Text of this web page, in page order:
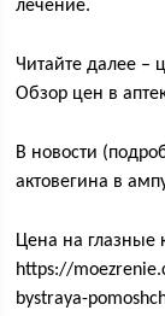
лечение.
Читайте далее –
Обзор цен в
В новости
актовегина в
Цена на глазные
https://
bystraya-